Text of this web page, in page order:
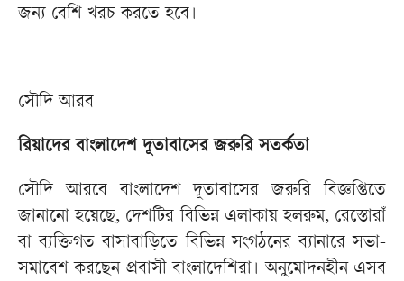
জন্য বেশি খরচ করতে হবে।
সৌদি আরব
রিয়াদের বাংলাদেশ দূতাবাসের জরুরি সতর্কতা
সৌদি আরবে বাংলাদেশ দূতাবাসের জরুরি বিজ্ঞপ্তিতে
জানানো হয়েছে, দেশটির বিভিন্ন এলাকায় হলরুম, রেস্তোরাঁ
বা ব্যক্তিগত বাসাবাড়িতে বিভিন্ন সংগঠনের ব্যানারে সভা-
সমাবেশ করছেন প্রবাসী বাংলাদেশিরা। অনুমোদনহীন এসব